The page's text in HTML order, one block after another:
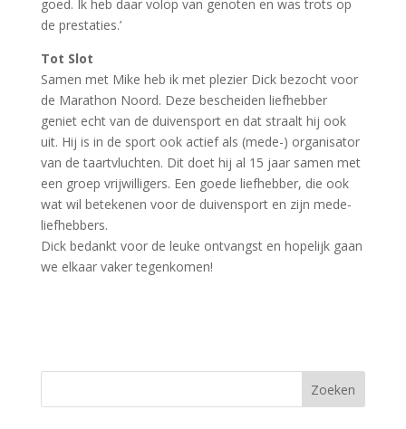
goed. Ik heb daar volop van genoten en was trots op
de prestaties.’
Tot Slot
Samen met Mike heb ik met plezier Dick bezocht voor
de Marathon Noord. Deze bescheiden liefhebber
geniet echt van de duivensport en dat straalt hij ook
uit. Hij is in de sport ook actief als (mede-) organisator
van de taartvluchten. Dit doet hij al 15 jaar samen met
een groep vrijwilligers. Een goede liefhebber, die ook
wat wil betekenen voor de duivensport en zijn mede-
liefhebbers.
Dick bedankt voor de leuke ontvangst en hopelijk gaan
we elkaar vaker tegenkomen!